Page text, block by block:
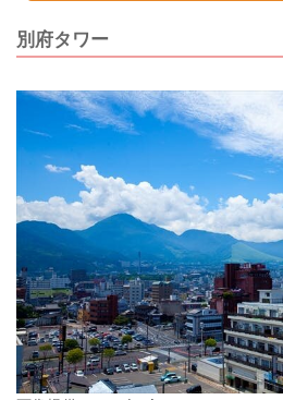
別府タワー